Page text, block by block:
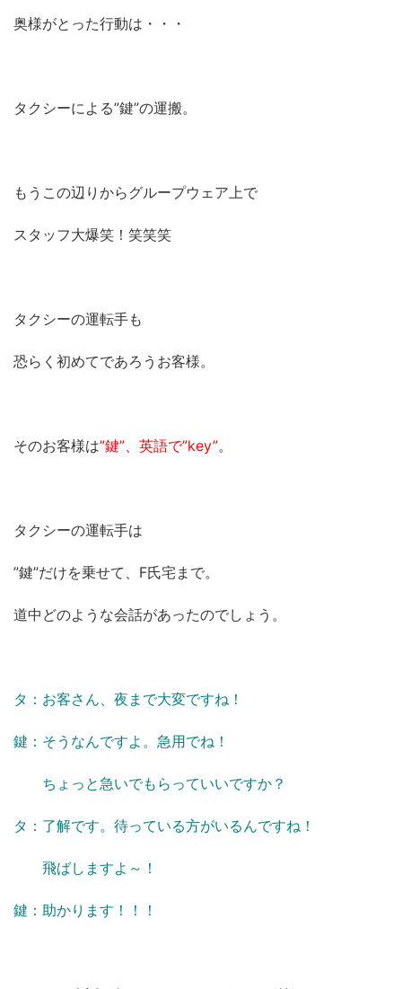
奥様がとった行動は・・・
タクシーによる”鍵”の運搬。
もうこの辺りからグループウェア上で
スタッフ大爆笑！笑笑笑
タクシーの運転手も
恐らく初めてであろうお客様。
そのお客様は”鍵”、英語で”key”。
タクシーの運転手は
”鍵”だけを乗せて、F氏宅まで。
道中どのような会話があったのでしょう。
タ：お客さん、夜まで大変ですね！
鍵：そうなんですよ。急用でね！
ちょっと急いでもらっていいですか？
タ：了解です。待っている方がいるんですね！
飛ばしますよ～！
鍵：助かります！！！